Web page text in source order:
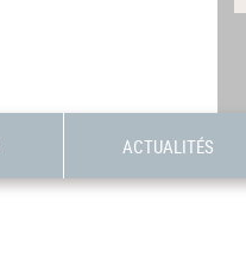
ACTUALITÉS